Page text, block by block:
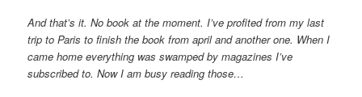
And that’s it. No book at the moment. I’ve profited from my last
trip to Paris to finish the book from april and another one. When I
came home everything was swamped by magazines I’ve
subscribed to. Now I am busy reading those…